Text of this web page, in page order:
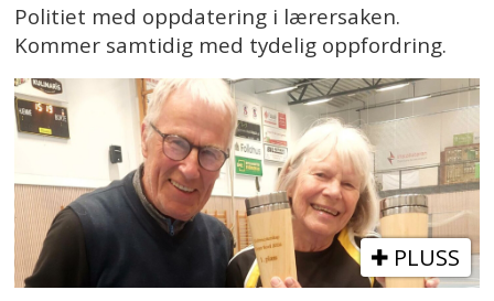
Politiet med oppdatering i lærersaken.
Kommer samtidig med tydelig oppfordring.
PLUSS